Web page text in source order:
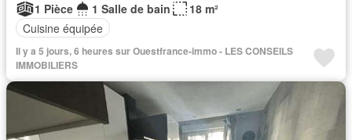
1 Pièce
1 Salle de bain
18 m²
Cuisine équipée
Il y a 5 jours, 6 heures sur Ouestfrance-immo - LES CONSEILS
IMMOBILIERS